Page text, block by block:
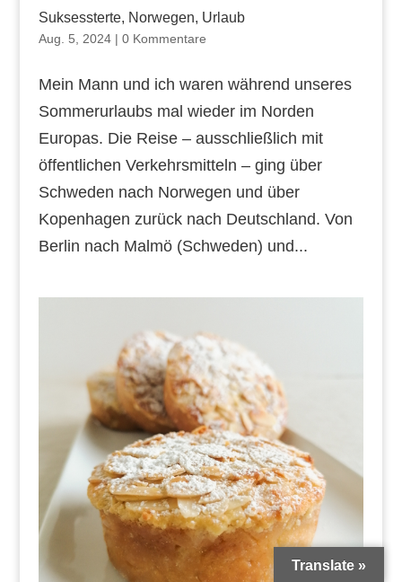
Suksessterte, Norwegen, Urlaub
Aug. 5, 2024| 0 Kommentare
Mein Mann und ich waren während unseres
Sommerurlaubs mal wieder im Norden
Europas. Die Reise – ausschließlich mit
öffentlichen Verkehrsmitteln – ging über
Schweden nach Norwegen und über
Kopenhagen zurück nach Deutschland. Von
Berlin nach Malmö (Schweden) und...
Translate »